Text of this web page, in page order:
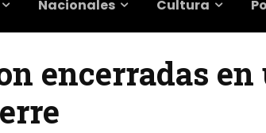
Nacionales Cultura
encerradas